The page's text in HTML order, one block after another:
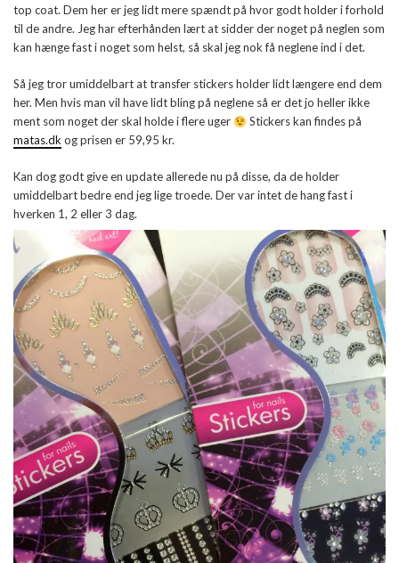
top coat. Dem her er jeg lidt mere spændt på hvor godt holder i forhold
til de andre. Jeg har efterhånden lært at sidder der noget på neglen som
kan hænge fast i noget som helst, så skal jeg nok få neglene ind i det.
Så jeg tror umiddelbart at transfer stickers holder lidt længere end dem
her. Men hvis man vil have lidt bling på neglene så er det jo heller ikke
ment som noget der skal holde i flere uger
Stickers kan findes på
matas.dkog prisen er 59,95 kr.
Kan dog godt give en update allerede nu på disse, da de holder
umiddelbart bedre end jeg lige troede. Der var intet de hang fast i
hverken 1, 2 eller 3 dag.